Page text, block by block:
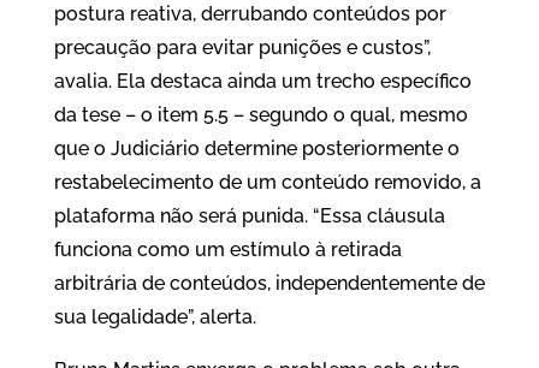
postura reativa, derrubando conteúdos por
precaução para evitar punições e custos”,
avalia. Ela destaca ainda um trecho específico
da tese – o item 5.5 – segundo o qual, mesmo
que o Judiciário determine posteriormente o
restabelecimento de um conteúdo removido, a
plataforma não será punida. “Essa cláusula
funciona como um estímulo à retirada
arbitrária de conteúdos, independentemente de
sua legalidade”, alerta.